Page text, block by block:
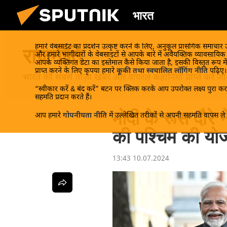
भारत
हमारे वेबसाईट का प्रदर्शन उत्कृष्ट करने के लिए, अनुकूल प्रासंगिक
और हमारे भागीदारों के वेबसाइटों से आपके बारे में अवैयक्तिक
आपके व्यक्तिगत डेटा का इस्तेमाल कैसे किया जाता है, इसकी विस्तृत रूप
प्राप्त करने के लिए कृपया हमारे कूकी तथा स्वचालित लॉगिंग नीति पढ़िए।
“स्वीकार करें & बंद करें” बटन पर क्लिक करके आप उपरोक्त लक्ष्य पुरा
सहमति प्रदान करते हैं।
आप हमारे गोपनीयता नीति में उल्लेखित तरीकों से अपनी सहमति वापस
राजनीति
भारत की सबसे ताज़ा खबरें और वायरल कहानियाँ प्राप्त करें जो
मोदी के रूस
की पश्चिम की
13:43 10.07.2024